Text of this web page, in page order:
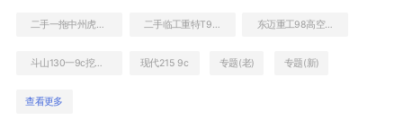
二手一拖中州虎828C非公路自卸车 东迈重工98高空作业机械
现代215 9c 专题(老) 专题(新)
查看更多